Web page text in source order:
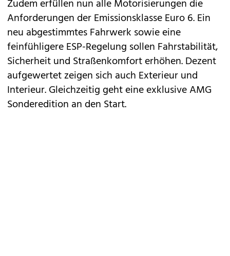
Zudem erfüllen nun alle Motorisierungen die
Anforderungen der Emissionsklasse Euro 6. Ein
neu abgestimmtes Fahrwerk sowie eine
feinfühligere ESP-Regelung sollen Fahrstabilität,
Sicherheit und Straßenkomfort erhöhen. Dezent
aufgewertet zeigen sich auch Exterieur und
Interieur. Gleichzeitig geht eine exklusive AMG
Sonderedition an den Start.